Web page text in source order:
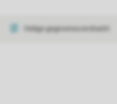
Veilige gegevensoverdracht